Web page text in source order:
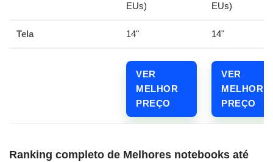
EUs)
EUs)
Tela 14" 14"
VER
MELHOR
PREÇO
VER
MELHOR
PREÇO
Ranking completo de Melhores notebooks até